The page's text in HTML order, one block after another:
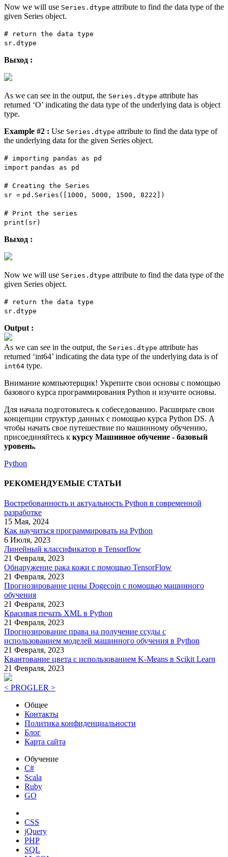
Now we will use Series.dtype attribute to find the data type of the
given Series object.
# return the data type
sr.dtype
Выход :
As we can see in the output, the Series.dtype attribute has
returned ‘O’ indicating the data type of the underlying data is object
type.
Example #2 : Use Series.dtype attribute to find the data type of
the underlying data for the given Series object.
# importing pandas as pd
import pandas as pd
# Creating the Series
sr = pd.Series([ 1000 , 5000 , 1500 , 8222 ])
# Print the series
print (sr)
Выход :
Now we will use Series.dtype attribute to find the data type of the
given Series object.
# return the data type
sr.dtype
Output :
As we can see in the output, the Series.dtype attribute has
returned ‘int64’ indicating the data type of the underlying data is of
int64 type.
Внимание компьютерщик! Укрепите свои основы с помощью
базового курса программирования Python и изучите основы.
Для начала подготовьтесь к собеседованию. Расширьте свои
концепции структур данных с помощью курса Python DS. А
чтобы начать свое путешествие по машинному обучению,
присоединяйтесь к курсу Машинное обучение - базовый
уровень.
Python
РЕКОМЕНДУЕМЫЕ СТАТЬИ
Востребованность и актуальность Python в современной
разработке
15 Мая, 2024
Как научиться программировать на Python
6 Июля, 2023
Линейный классификатор в Tensorflow
21 Февраля, 2023
Обнаружение рака кожи с помощью TensorFlow
21 Февраля, 2023
Прогнозирование цены Dogecoin с помощью машинного
обучения
21 Февраля, 2023
Красивая печать XML в Python
21 Февраля, 2023
Прогнозирование права на получение ссуды с
использованием моделей машинного обучения в Python
21 Февраля, 2023
Квантование цвета с использованием K-Means в Scikit Learn
21 Февраля, 2023
< PROGLER >
Общее
Контакты
Политика конфиденциальности
Блог
Карта сайта
Обучение
C#
Scala
Ruby
GO
CSS
jQuery
PHP
SQL